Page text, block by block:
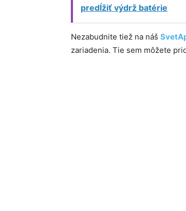
predĺžiť výdrž batérie
Nezabudnite tiež na náš
zariadenia. Tie sem môžete